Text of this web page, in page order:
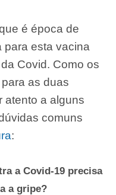
é época de
para esta vacina
Covid. Como os
as duas
atento a alguns
comuns
:
a Covid-19 precisa
a gripe?